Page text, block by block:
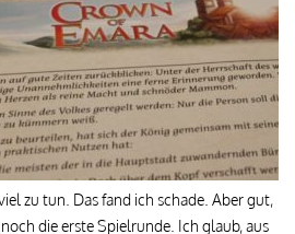
zu tun. Das fand ich schade. Aber gut,
die erste Spielrunde. Ich glaub, aus